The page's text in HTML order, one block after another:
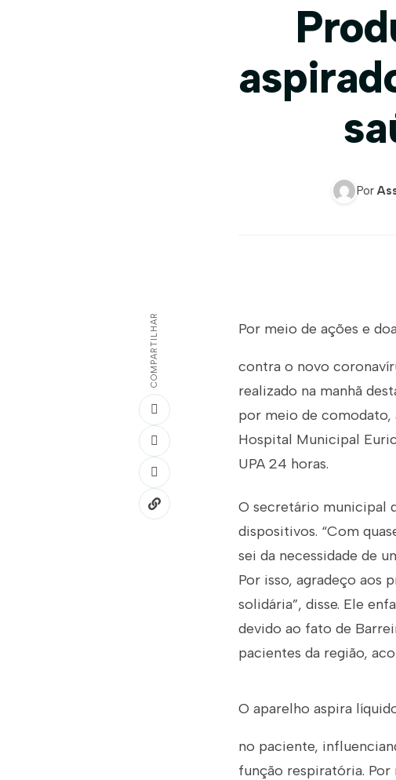
Por
COMPARTILHAR Por meio de ações e
contra o novo
realizado na manhã
por meio de comodato,
Hospital Municipal
UPA 24 horas.
O secretário municipal
dispositivos. “Com
sei da necessidade de
Por isso, agradeço aos
solidária”, disse. Ele
devido ao fato de
pacientes da região,
O aparelho aspira
no paciente,
função respiratória.